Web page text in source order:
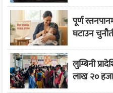
पूर्ण
घटाउन
लुम्बिनी
लाख २०